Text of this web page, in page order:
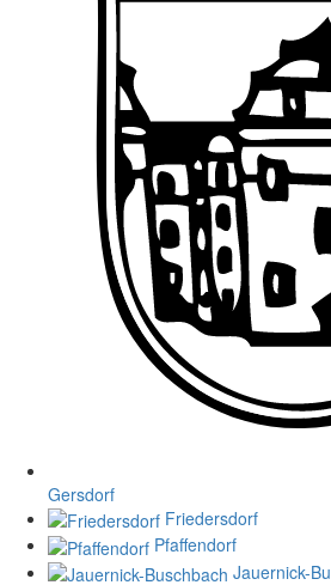
Gersdorf
Friedersdorf
Pfaffendorf
Jauernick-